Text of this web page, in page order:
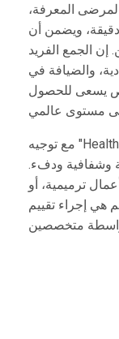
المعرفة،
ويضمن أن
الجمع الفريد
والضيافة في
يسعى للحصول
مع توجيه "Healthy Türkiye" لكل خطوة، يتم التعامل مع
وشفافية ودفء.
ترميمية، أو
هي إجراء تقييم